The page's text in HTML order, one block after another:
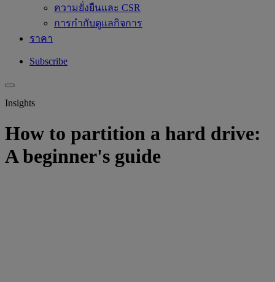
ความยั่งยืนและ CSR
การกำกับดูแลกิจการ
ราคา
Subscribe
Insights
How to partition a hard drive:
A beginner's guide